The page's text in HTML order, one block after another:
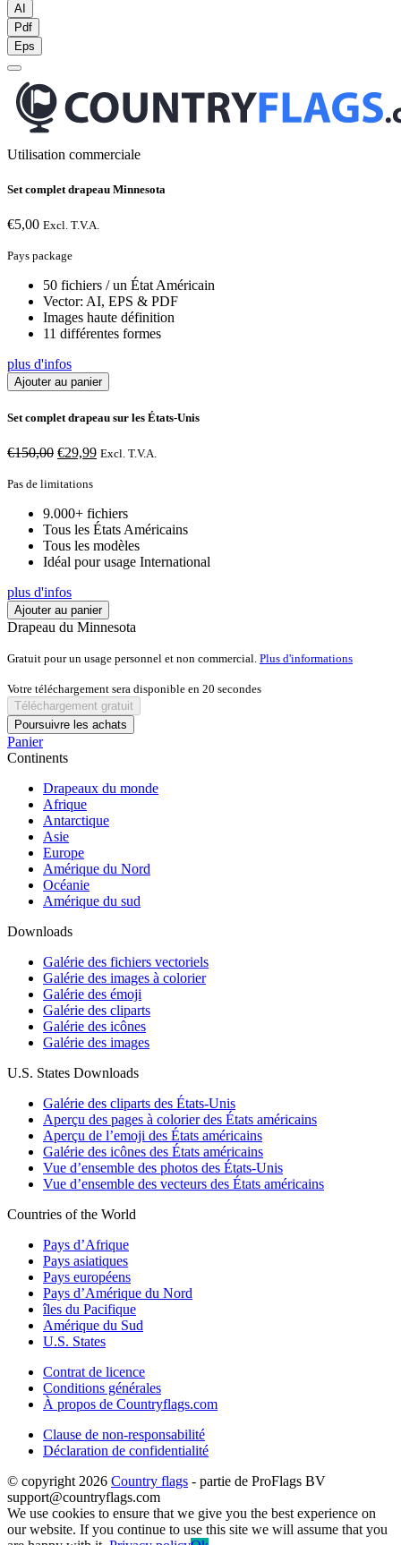
AI
Pdf
Eps
Utilisation commerciale
Set complet drapeau Minnesota
€5,00 Excl. T.V.A.
Pays package
50 fichiers / un État Américain
Vector: AI, EPS & PDF
Images haute définition
11 différentes formes
plus d'infos
Ajouter au panier
Set complet drapeau sur les États-Unis
€150,00 Le
initial
€150,00.
€29,99Le
€29,99.
Excl. T.V.A.
Pas de limitations
9.000+ fichiers
Tous les États Américains
Tous les modèles
Idéal pour usage International
plus d'infos
Ajouter au panier
Drapeau du Minnesota
Gratuit pour un usage personnel et non commercial. Plus d'informations
Votre téléchargement sera disponible en 20 secondes
Téléchargement gratuit
Poursuivre les achats
Panier
Continents
Drapeaux du monde
Afrique
Antarctique
Asie
Europe
Amérique du Nord
Océanie
Amérique du sud
Downloads
Galérie des fichiers vectoriels
Galérie des images à colorier
Galérie des émoji
Galérie des cliparts
Galérie des icônes
Galérie des images
U.S. States Downloads
Galérie des cliparts des États-Unis
Aperçu des pages à colorier des États américains
Aperçu de l’emoji des États américains
Galérie des icônes des États américains
Vue d’ensemble des photos des États-Unis
Vue d’ensemble des vecteurs des États américains
Countries of the World
Pays d’Afrique
Pays asiatiques
Pays européens
Pays d’Amérique du Nord
îles du Pacifique
Amérique du Sud
U.S. States
Contrat de licence
Conditions générales
À propos de Countryflags.com
Clause de non-responsabilité
Déclaration de confidentialité
© copyright 2026 Country flags - partie de ProFlags BV
support@countryflags.com
We use cookies to ensure that we give you the best experience on
our website. If you continue to use this site we will assume that you